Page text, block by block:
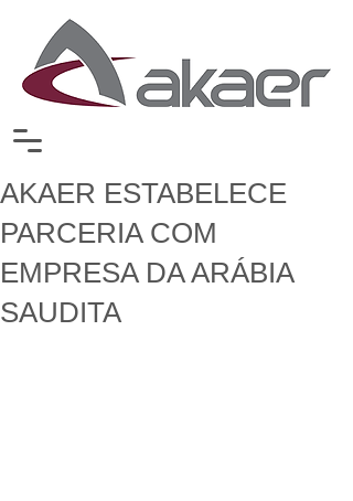
AKAER ESTABELECE
PARCERIA COM
EMPRESA DA ARÁBIA
SAUDITA